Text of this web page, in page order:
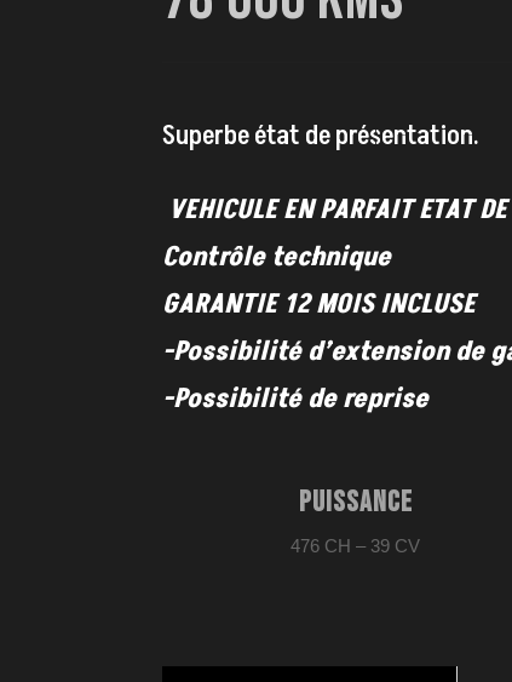
Superbe état de présentation.
VEHICULE EN PARFAIT ETAT
Contrôle technique
GARANTIE 12 MOIS INCLUSE
-Possibilité d’extension de
-Possibilité de reprise
PUISSANCE
476 CH – 39 CV